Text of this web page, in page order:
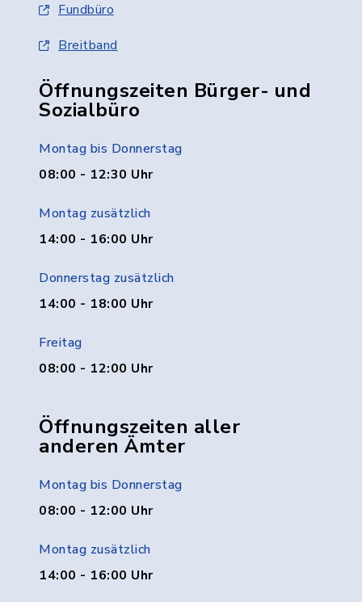
Fundbüro
Breitband
Öffnungszeiten Bürger- und
Sozialbüro
Montag bis Donnerstag
08:00 - 12:30 Uhr
Montag zusätzlich
14:00 - 16:00 Uhr
Donnerstag zusätzlich
14:00 - 18:00 Uhr
Freitag
08:00 - 12:00 Uhr
Öffnungszeiten aller
anderen Ämter
Montag bis Donnerstag
08:00 - 12:00 Uhr
Montag zusätzlich
14:00 - 16:00 Uhr